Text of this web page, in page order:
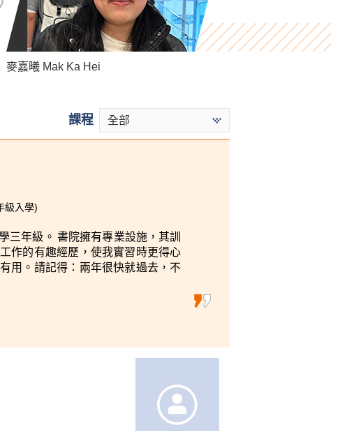
麥嘉曦 Mak Ka Hei
羅健允 Killian Loh
馮詠詩 Stephy Fung
課程 全部
級入學)
三年級。 書院擁有專業設施，其訓
作的有趣經歷，使我實習時更得心
用。請記得：兩年很快就過去，不